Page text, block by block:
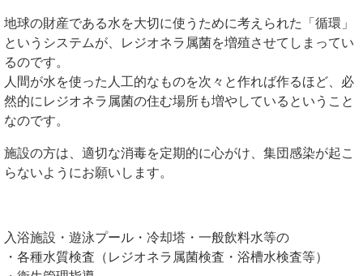
地球の財産である水を大切に使うために考えられた「循環」
というシステムが、レジオネラ属菌を増殖させてしまってい
るのです。
人間が水を使った人工的なものを次々と作れば作るほど、必
然的にレジオネラ属菌の住む場所も増やしているということ
なのです。
施設の方は、適切な消毒を定期的に心がけ、集団感染が起こ
らないようにお願いします。
入浴施設・遊泳プール・冷却塔・一般飲料水等の
・各種水質検査（レジオネラ属菌検査・浴槽水検査等）